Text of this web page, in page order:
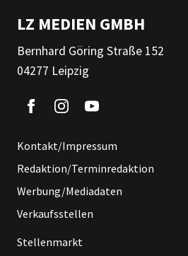
LZ MEDIEN GMBH
Bernhard Göring Straße 152
04277 Leipzig
Kontakt/Impressum
Redaktion/Terminredaktion
Werbung/Mediadaten
Verkaufsstellen
Stellenmarkt